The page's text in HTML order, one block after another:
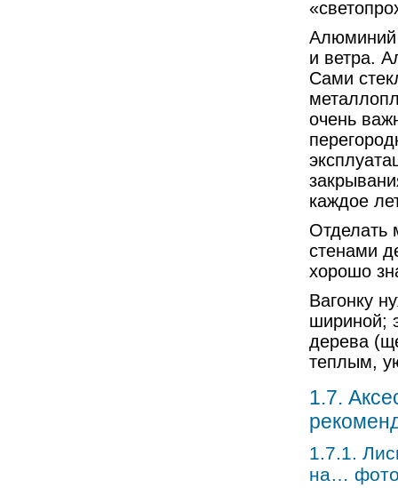
Алюминий
и ветра.
Сами
очень
каждое
Отделать
стенами
хорошо
Вагонку
шириной;
дерева
теплым,
1.7.
1.7.1.
на…